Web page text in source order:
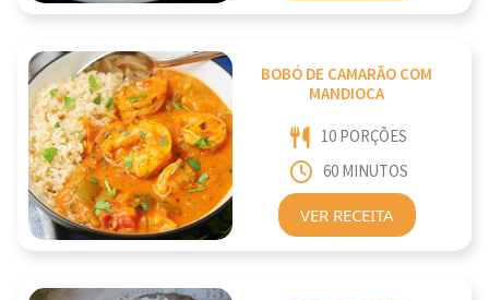
BOBÓ DE CAMARÃO COM
MANDIOCA
10 PORÇÕES
60 MINUTOS
VER RECEITA